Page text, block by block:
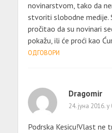
novinarstvom, tako da
stvoriti slobodne medije.
pročitao da su novinari
pokažu, ili će proći kao
ОДГОВОРИ
Dragomir
24. јуна 2016. у
Podrska Kesicu!Vlast ne